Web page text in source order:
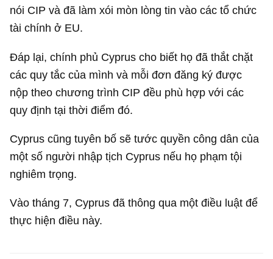
nói CIP và đã làm xói mòn lòng tin vào các tổ chức
tài chính ở EU.
Đáp lại, chính phủ Cyprus cho biết họ đã thắt chặt
các quy tắc của mình và mỗi đơn đăng ký được
nộp theo chương trình CIP đều phù hợp với các
quy định tại thời điểm đó.
Cyprus cũng tuyên bố sẽ tước quyền công dân của
một số người nhập tịch Cyprus nếu họ phạm tội
nghiêm trọng.
Vào tháng 7, Cyprus đã thông qua một điều luật để
thực hiện điều này.